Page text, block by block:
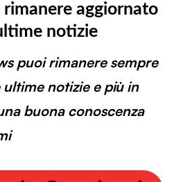
rimanere aggiornato
notizie
puoi rimanere sempre
notizie e più in
buona conoscenza